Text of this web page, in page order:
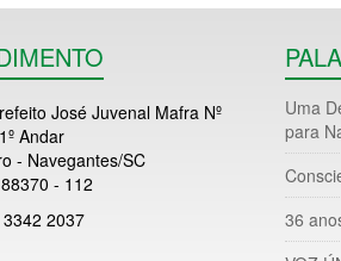
José Juvenal Mafra Nº
Andar
- Navegantes/SC
- 112
2037
Uma
para
36